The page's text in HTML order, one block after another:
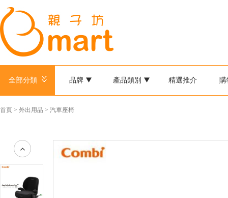
全部分類 品牌 產品類別 精選推介 購
首頁 > 外出用品 > 汽車座椅